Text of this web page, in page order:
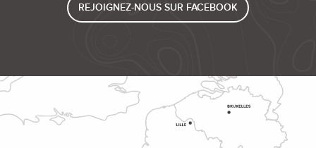
REJOIGNEZ-NOUS SUR FACEBOOK